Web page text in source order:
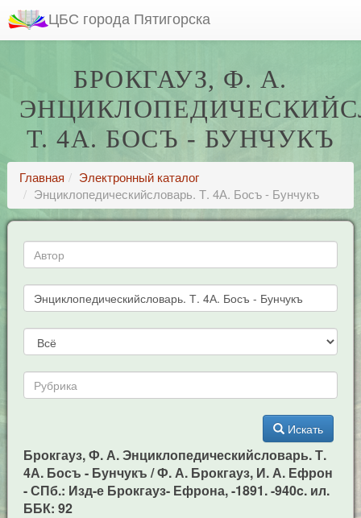
ЦБС города Пятигорска
БРОКГАУЗ, Ф. А.
Т. 4А. БОСЪ - БУНЧУКЪ
Главная
Электронный каталог
Энциклопедическийсловарь. Т. 4А. Босъ - Бунчукъ
Искать
Брокгауз, Ф. А. Энциклопедическийсловарь. Т.
4А. Босъ - Бунчукъ / Ф. А. Брокгауз, И. А. Ефрон
- СПб.: Изд-е Брокгауз- Ефрона, -1891. -940c. ил.
ББК: 92